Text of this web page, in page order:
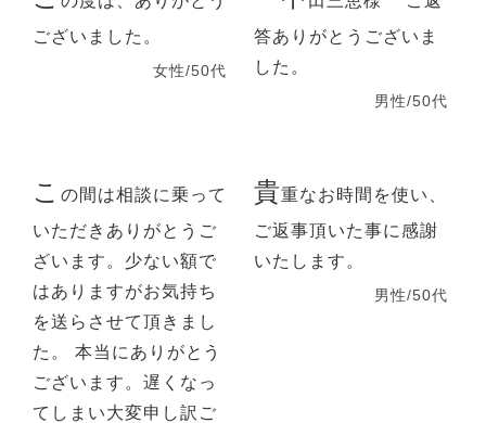
ございました。
女性/50代
答ありがとうございま
した。
男性/50代
こ の間は相談に乗って
いただきありがとうご
ざいます。少ない額で
はありますがお気持ち
を送らさせて頂きまし
た。 本当にありがとう
ございます。遅くなっ
てしまい大変申し訳ご
貴重なお時間を使い、
ご返事頂いた事に感謝
いたします。
男性/50代